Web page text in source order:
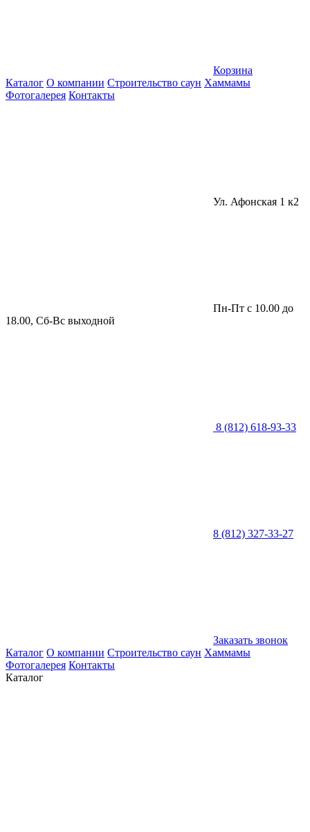
Корзина
Каталог О компании Строительство саун Хаммамы
Фотогалерея Контакты
Ул. Афонская 1 к2
Пн-Пт с 10.00 до
18.00, Сб-Вс выходной
8 (812) 618-93-33
8 (812) 327-33-27
Заказать звонок
Каталог О компании Строительство саун Хаммамы
Фотогалерея Контакты
Каталог